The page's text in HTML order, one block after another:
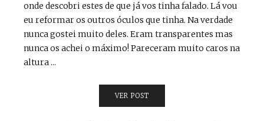
onde descobri estes de que já vos tinha falado. Lá vou
eu reformar os outros óculos que tinha. Na verdade
nunca gostei muito deles. Eram transparentes mas
nunca os achei o máximo! Pareceram muito caros na
altura ...
VER POST